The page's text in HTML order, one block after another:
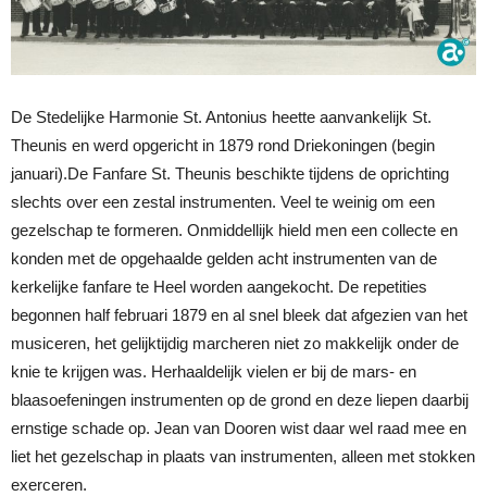
De Stedelijke Harmonie St. Antonius heette aanvankelijk St.
Theunis en werd opgericht in 1879 rond Driekoningen (begin
januari).De Fanfare St. Theunis beschikte tijdens de oprichting
slechts over een zestal instrumenten. Veel te weinig om een
gezelschap te formeren. Onmiddellijk hield men een collecte en
konden met de opgehaalde gelden acht instrumenten van de
kerkelijke fanfare te Heel worden aangekocht. De repetities
begonnen half februari 1879 en al snel bleek dat afgezien van het
musiceren, het gelijktijdig marcheren niet zo makkelijk onder de
knie te krijgen was. Herhaaldelijk vielen er bij de mars- en
blaasoefeningen instrumenten op de grond en deze liepen daarbij
ernstige schade op. Jean van Dooren wist daar wel raad mee en
liet het gezelschap in plaats van instrumenten, alleen met stokken
exerceren.